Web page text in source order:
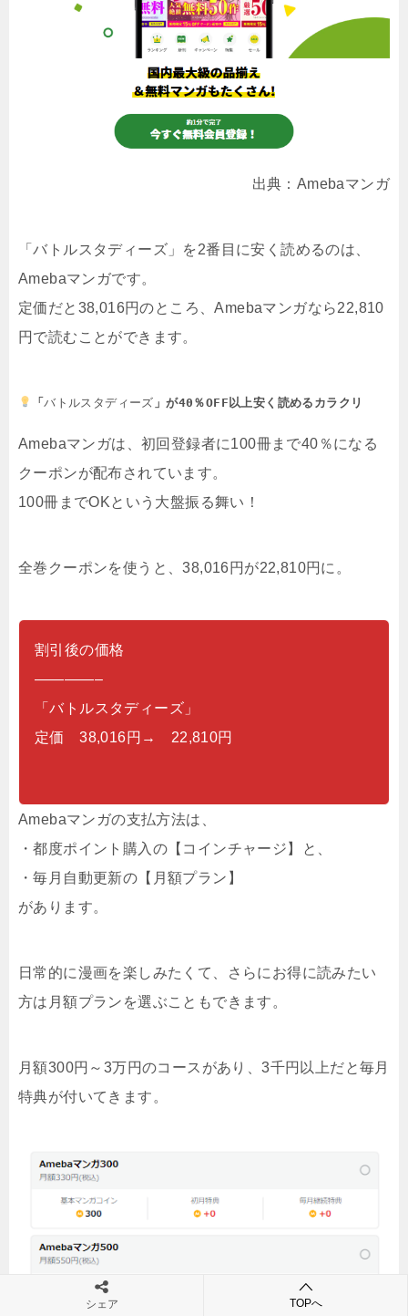
出典：Amebaマンガ
「バトルスタディーズ」を2番目に安く読めるのは、
Amebaマンガです。
定価だと38,016円のところ、Amebaマンガなら22,810
円で読むことができます。
「バトルスタディーズ 」が40％OFF以上安く読めるカラクリ
Amebaマンガは、初回登録者に100冊まで40％になる
クーポンが配布されています。
100冊までOKという大盤振る舞い！
全巻クーポンを使うと、38,016円が22,810円に。
割引後の価格
————–
「バトルスタディーズ」
定価 38,016円→ 22,810円
Amebaマンガの支払方法は、
・都度ポイント購入の【コインチャージ】と、
・毎月自動更新の【月額プラン】
があります。
日常的に漫画を楽しみたくて、さらにお得に読みたい
方は月額プランを選ぶこともできます。
月額300円～3万円のコースがあり、3千円以上だと毎月
特典が付いてきます。
シェア TOPへ